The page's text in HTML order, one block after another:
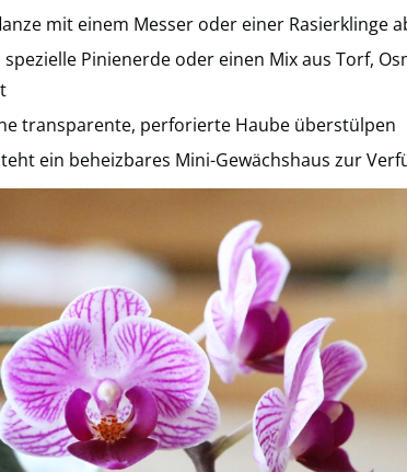
mit einem Messer oder einer Rasierklinge
Pinienerde oder einen Mix aus Torf,
transparente, perforierte Haube überstülpen
ein beheizbares Mini-Gewächshaus zur